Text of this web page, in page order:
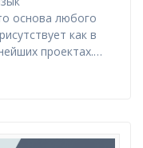
основа любого
как в
проектах.…